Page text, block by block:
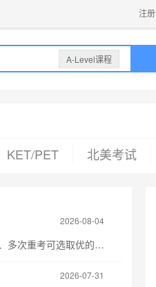
注册
A-Level课程
KET/PET 北美考试
2026-08-04
在成都的国际教育赛道里，A-Level课程早已不是仅能申请英国院校的单一选择，凭借科目选择灵活、多次重考可选取优的规则，它已经成为英、港、新、澳等多地联申的实用路径。不少家庭在择校阶段，都会把目光投向本地口碑扎实的老牌机构，新航道成都A-Level培训机构就是其中关注度较高的选项之一。今天我们就从真实体验的角度，拆解这所机构的A-Level教学全貌，帮正在规划国际课程学习的家庭理清思路。
2026-07-31